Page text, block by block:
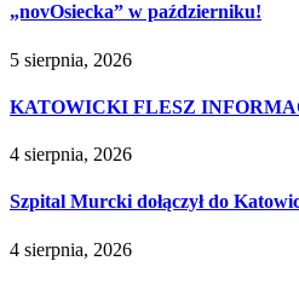
„novOsiecka” w październiku!
5 sierpnia, 2026
KATOWICKI FLESZ
4 sierpnia, 2026
Szpital Murcki dołączył do
4 sierpnia, 2026